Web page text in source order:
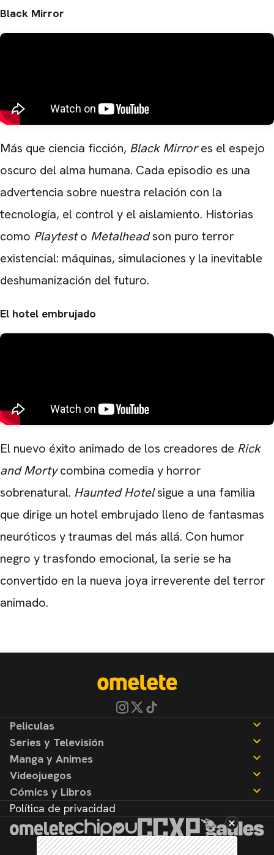
Black Mirror
Más que ciencia ficción, Black Mirrores el espejo
oscuro del alma humana. Cada episodio es una
advertencia sobre nuestra relación con la
tecnología, el control y el aislamiento. Historias
como Playtesto Metalheadson puro terror
existencial: máquinas, simulaciones y la inevitable
deshumanización del futuro.
El hotel embrujado
El nuevo éxito animado de los creadores de Rick
and Mortycombina comedia y horror
sobrenatural. Haunted Hotelsigue a una familia
que dirige un hotel embrujado lleno de fantasmas
neuróticos y traumas del más allá. Con humor
negro y trasfondo emocional, la serie se ha
convertido en la nueva joya irreverente del terror
animado.
Peliculas
Noticias
Reseñas
Series y Televisión
Noticias
Reseñas
Manga y Animes
Noticias
Reseñas
Videojuegos
Noticias
Reseñas
Cómics y Libros
Noticias
Reseñas
Política de privacidad